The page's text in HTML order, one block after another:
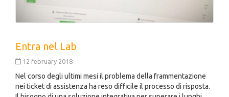
Entra nel Lab
12 february 2018
Nel corso degli ultimi mesi il problema della frammentazione
nei ticket di assistenza ha reso difficile il processo di risposta.